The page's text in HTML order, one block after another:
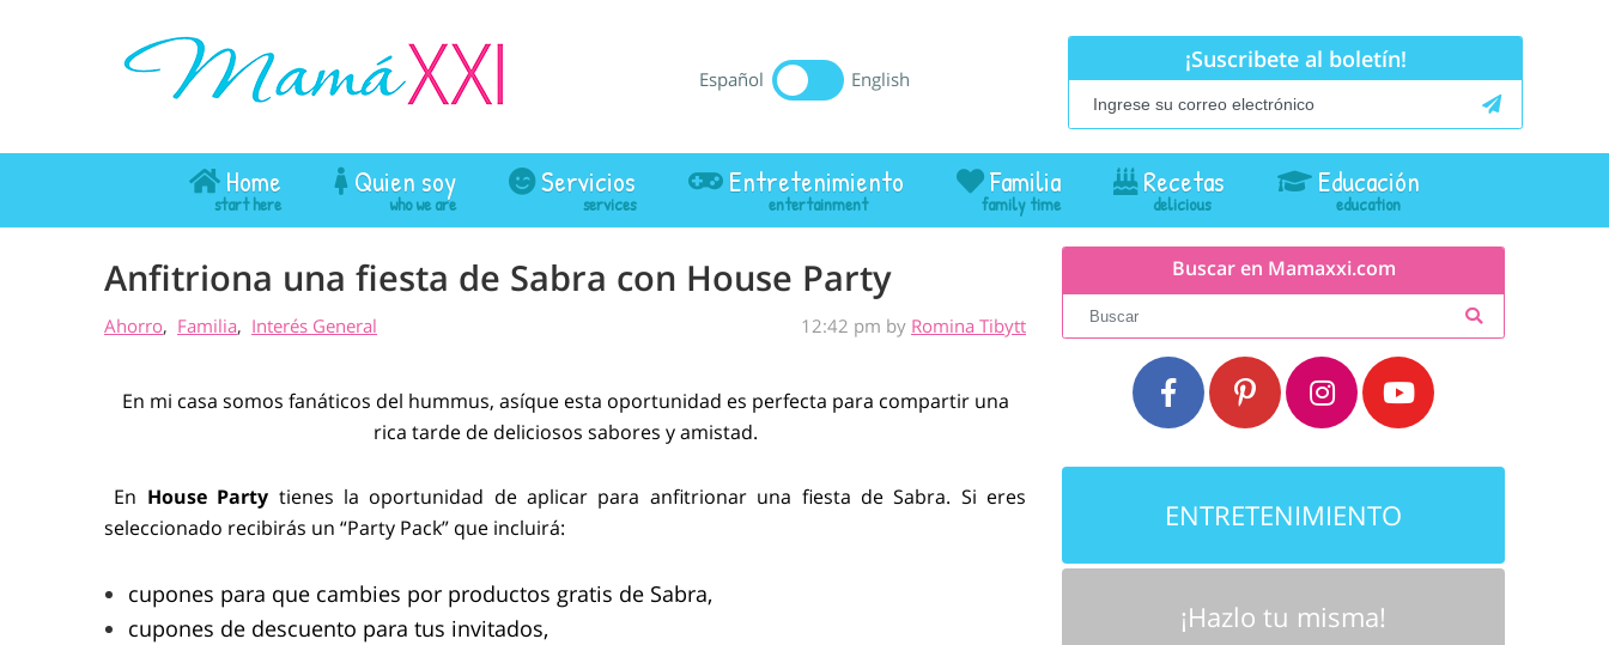
Español English
¡Suscribete al boletín!
Home Quien soy Servicios Entretenimiento Familia Recetas Educación
Anfitriona una fiesta de Sabra con House Party
Ahorro Familia Interés General 12:42 pm by Romina Tibytt
En mi casa somos fanáticos del hummus, asíque esta oportunidad es perfecta para compartir una
rica tarde de deliciosos sabores y amistad.
En House Party tienes la oportunidad de aplicar para anfitrionar una fiesta de Sabra. Si eres
seleccionado recibirás un “Party Pack” que incluirá:
cupones para que cambies por productos gratis de Sabra,
cupones de descuento para tus invitados,
Buscar en Mamaxxi.com
ENTRETENIMIENTO
¡Hazlo tu misma!